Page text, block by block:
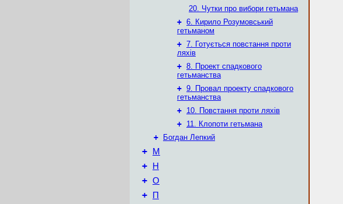
20. Чутки про вибори гетьмана
+ 6. Кирило Розумовський
гетьманом
+ 7. Готується повстання проти
ляхів
+ 8. Проект спадкового
гетьманства
+ 9. Провал проекту спадкового
гетьманства
+ 10. Повстання проти ляхів
+ 11. Клопоти гетьмана
+
Богдан Лепкий
+ М
+ Н
+ О
+ П